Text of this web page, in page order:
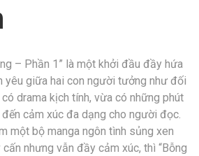
– Phần 1” là một khởi đầu đầy hứa
yêu giữa hai con người tưởng như đối
drama kịch tính, vừa có những phút
cảm xúc đa dạng cho người đọc.
một bộ manga ngôn tình sủng xen
cấn nhưng vẫn đầy cảm xúc, thì “Bỗng